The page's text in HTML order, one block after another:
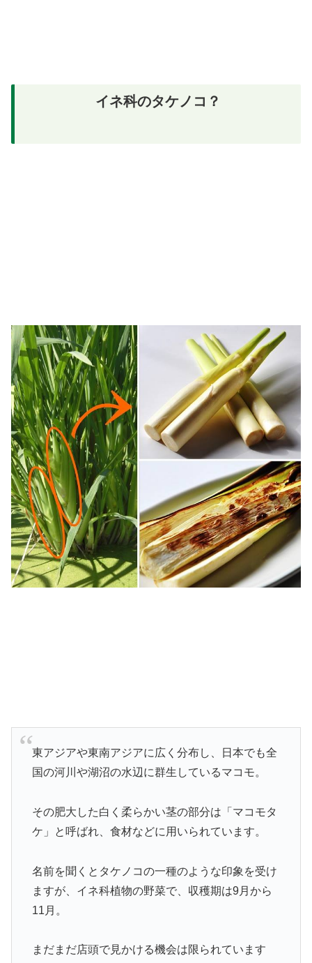
イネ科のタケノコ？
東アジアや東南アジアに広く分布し、日本でも全
国の河川や湖沼の水辺に群生しているマコモ。
その肥大した白く柔らかい茎の部分は「マコモタ
ケ」と呼ばれ、食材などに用いられています。
名前を聞くとタケノコの一種のような印象を受け
ますが、イネ科植物の野菜で、収穫期は9月から
11月。
まだまだ店頭で見かける機会は限られています